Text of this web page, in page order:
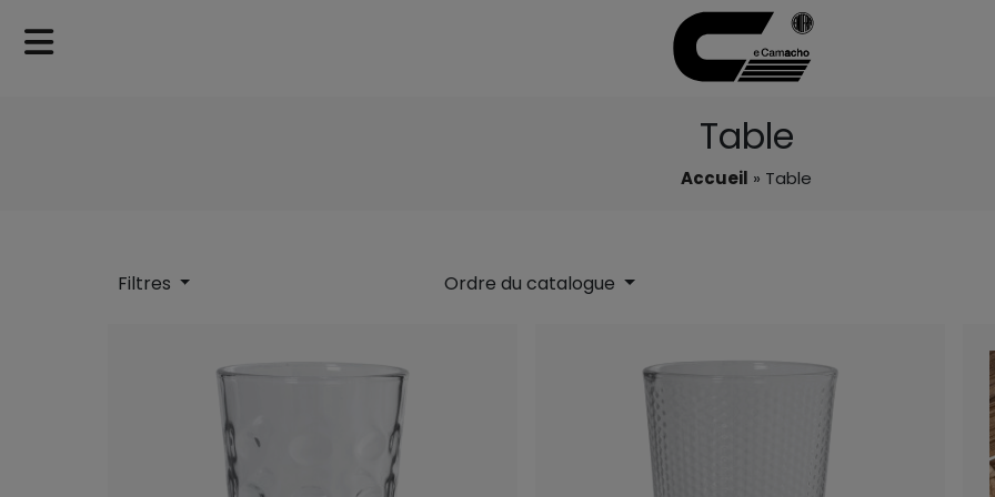
Table
Accueil » Table
Filtres Ordre du catalogue